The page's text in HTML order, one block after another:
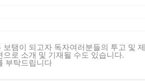
보탬이 되고자 독자여러분들의 투고 및
로 소개 및 기재될 수도 있습니다.
부탁드립니다